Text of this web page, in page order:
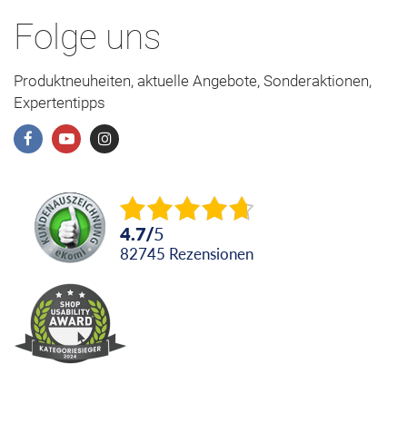
Folge uns
Produktneuheiten, aktuelle Angebote, Sonderaktionen,
Expertentipps
4.7/5
82745 Rezensionen